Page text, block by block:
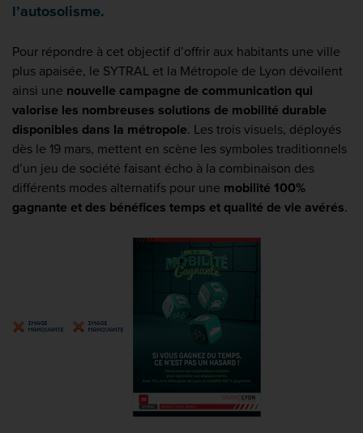
l’autosolisme.
Pour répondre à cet objectif d’offrir aux habitants une ville
plus apaisée, le SYTRAL et la Métropole de Lyon dévoilent
ainsi une nouvelle campagne de communication qui
valorise les nombreuses solutions de mobilité durable
disponibles dans la métropole. Les trois visuels, déployés
dès le 19 mars, mettent en scène les symboles traditionnels
d’un jeu de société faisant écho à la combinaison des
différents modes alternatifs pour une mobilité 100%
gagnante et des bénéfices temps et qualité de vie avérés.